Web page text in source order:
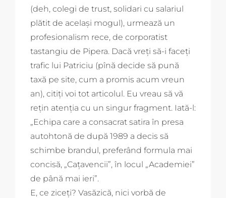
(deh, colegi de trust, solidari cu salariul
plătit de același mogul), urmează un
profesionalism rece, de corporatist
tastangiu de Pipera. Dacă vreți să-i faceți
trafic lui Patriciu (pînă decide să pună
taxă pe site, cum a promis acum vreun
an), citiți voi tot articolul. Eu vreau să vă
rețin atenția cu un singur fragment. Iată-l:
„Echipa care a consacrat satira în presa
autohtonă de după 1989 a decis să
schimbe brandul, preferând formula mai
concisă, „Caţavencii”, în locul „Academiei”
de până mai ieri”.
E, ce ziceți? Vasăzică, nici vorbă de